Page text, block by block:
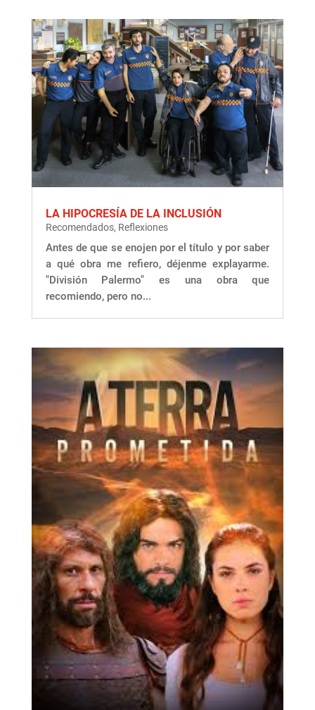
LA HIPOCRESÍA DE LA INCLUSIÓN
Recomendados, Reflexiones
Antes de que se enojen por el título y por saber
a qué obra me refiero, déjenme explayarme.
"División Palermo" es una obra que
recomiendo, pero no...